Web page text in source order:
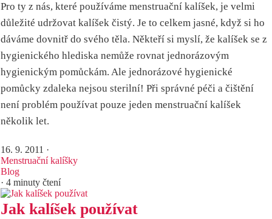
Pro ty z nás, které používáme menstruační kalíšek, je velmi
důležité udržovat kalíšek čistý. Je to celkem jasné, když si ho
dáváme dovnitř do svého těla. Někteří si myslí, že kalíšek se z
hygienického hlediska nemůže rovnat jednorázovým
hygienickým pomůckám. Ale jednorázové hygienické
pomůcky zdaleka nejsou sterilní! Při správné péči a čištění
není problém používat pouze jeden menstruační kalíšek
několik let.
16. 9. 2011 ·
Menstruační kalíšky
Blog
· 4 minuty čtení
Jak kalíšek používat